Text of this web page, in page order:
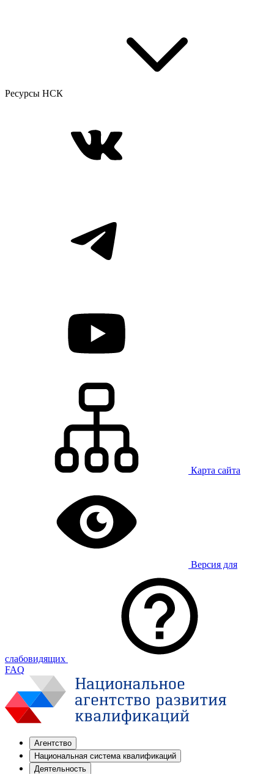
Ресурсы НСК
Карта сайта
Версия для
слабовидящих
FAQ
Агентство
Национальная система квалификаций
Деятельность